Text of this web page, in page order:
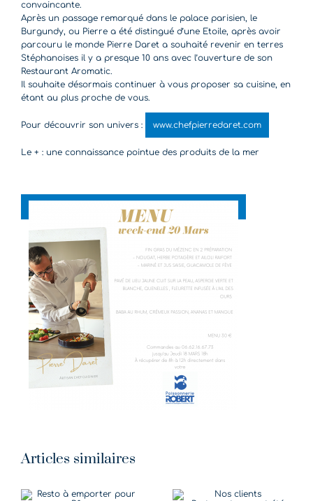
convaincante.
Après un passage remarqué dans le palace parisien, le
Burgundy, ou Pierre a été distingué d’une Etoile, après avoir
parcouru le monde Pierre Daret a souhaité revenir en terres
Stéphanoises il y a presque 10 ans avec l’ouverture de son
Restaurant Aromatic.
Il souhaite désormais continuer à vous proposer sa cuisine, en
étant au plus proche de vous.
Pour découvrir son univers : www.chefpierredaret.com
Le + : une connaissance pointue des produits de la mer
Articles similaires